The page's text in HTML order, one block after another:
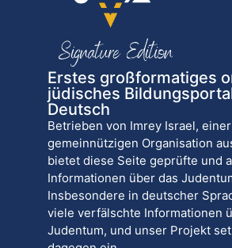
Erstes großformatiges
jüdisches
Deutsch
Betrieben von Imrey Israel, einer
gemeinnützigen Organisation
bietet diese Seite geprüfte und
Informationen über das
Insbesondere in deutscher
viele verfälschte Informationen
Judentum, und unser Projekt